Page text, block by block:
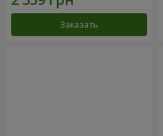
Заказать